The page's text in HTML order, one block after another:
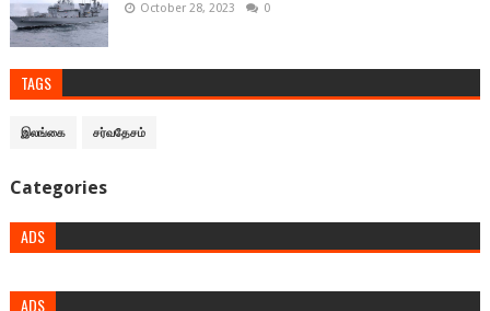
October 28, 2023 0
TAGS
இலங்கை சர்வதேசம்
Categories
ADS
ADS